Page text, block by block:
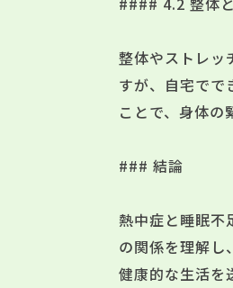
整体やストレッ
すが、自宅でで
ことで、身体の
### 結論
熱中症と睡眠不
の関係を理解し
健康的な生活を